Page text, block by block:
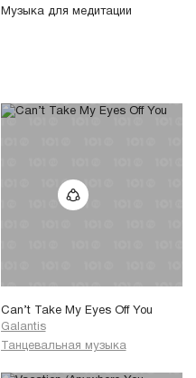
Музыка для медитации
Can’t Take My Eyes Off You
Galantis
Танцевальная музыка